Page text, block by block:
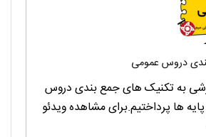
دروس عمومی
به تکنیک های جمع بندی دروس
ها پرداختیم.برای مشاهده ویدئو